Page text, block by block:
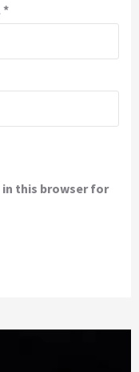
*
in this browser for